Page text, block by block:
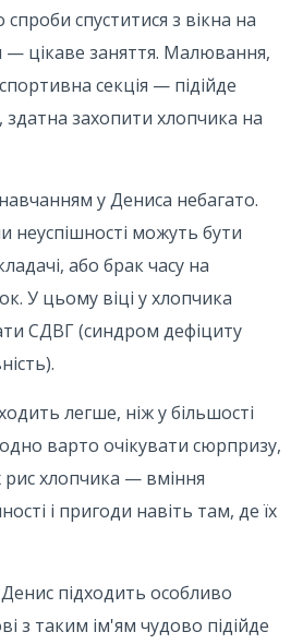
спуститися з вікна на
— цікаве заняття. Малювання,
секція — підійде
здатна захопити хлопчика на
у Дениса небагато.
можуть бути
або брак часу на
У цьому віці у хлопчика
СДВГ (синдром дефіциту
легше, ніж у більшості
варто очікувати сюрпризу,
рис хлопчика — вміння
і пригоди навіть там, де їх
підходить особливо
з таким ім'ям чудово підійде